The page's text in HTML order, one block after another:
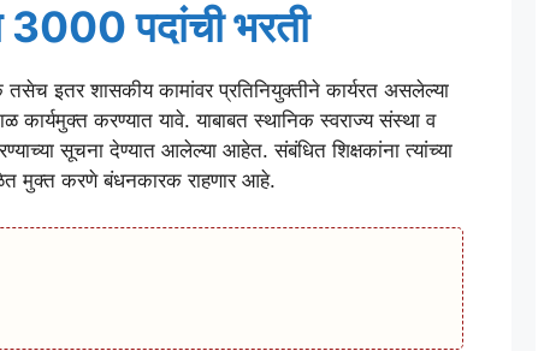
3000 पदांची भरती
इतर शासकीय कामांवर प्रतिनियुक्तीने कार्यरत असलेल्या
कार्यमुक्त करण्यात यावे. याबाबत स्थानिक स्वराज्य संस्था व
सूचना देण्यात आलेल्या आहेत. संबंधित शिक्षकांना त्यांच्या
मुक्त करणे बंधनकारक राहणार आहे.